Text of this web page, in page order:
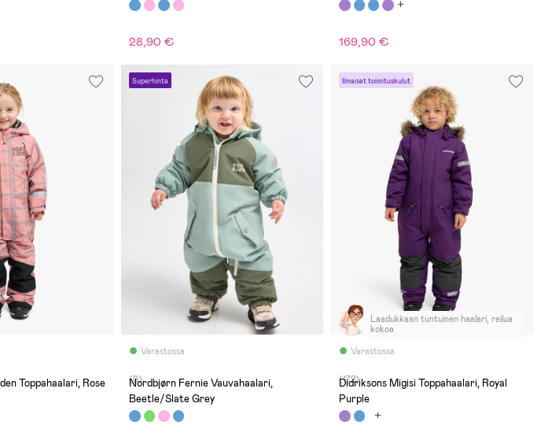
28,90 € 169,90 €
Toppahaalari, Rose
Superhinta
Varastossa
(9)
Nordbjørn Fernie Vauvahaalari,
Beetle/Slate Grey
Ilmaiset toimituskulut
Varastossa
Laadukkaan tuntuinen haalari, reilua
kokoa
(172)
Didriksons Migisi Toppahaalari, Royal
Purple